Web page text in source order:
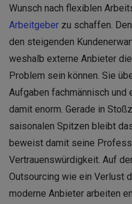
Wunsch nach flexiblen
Arbeitgeber zu schaffen.
den steigenden
weshalb externe Anbieter
Problem sein können. Sie
Aufgaben fachmännisch und
damit enorm. Gerade in
saisonalen Spitzen bleibt
beweist damit seine
Vertrauenswürdigkeit. Auf
Outsourcing wie ein Verlust
moderne Anbieter arbeiten